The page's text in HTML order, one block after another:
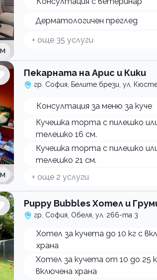
Дерматологичен преглед
+ още 35 услуги
Пекарната на Арис и Кики
гр. София, Белите брези, ул.
Консултация за меню за куче
Кучешка торта с пилешко
телешко 16 см.
Кучешка торта с пилешко
телешко 21 см.
+ още 2 услуги
Puppy Bubbles Хотел и
гр. София, Обеля, ул. 266-та 3
Хотел за кучета до 10 кг с
храна
Хотел за кучета от 10 до 25
включена храна